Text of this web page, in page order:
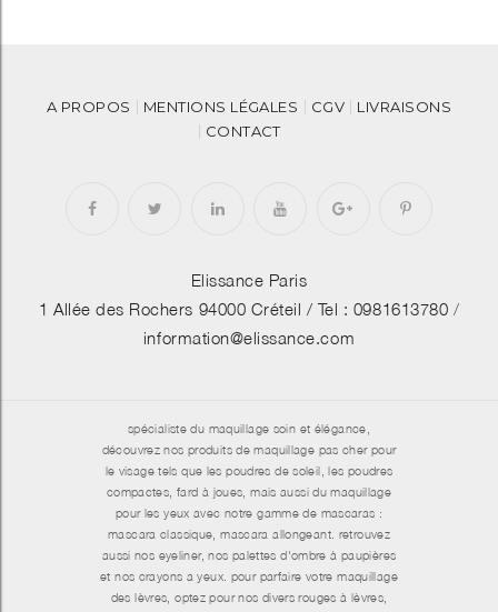
A PROPOS MENTIONS LÉGALES CGV
LIVRAISONS
CONTACT
Elissance Paris
1 Allée des Rochers 94000 Créteil / Tel : 0981613780 /
information@elissance.com
spécialiste du maquillage soin et élégance,
découvrez nos produits de maquillage pas cher pour
le visage tels que les poudres de soleil, les poudres
compactes, fard à joues, mais aussi du maquillage
pour les yeux avec notre gamme de mascaras :
mascara classique, mascara allongeant. retrouvez
aussi nos eyeliner, nos palettes d'ombre à paupières
et nos crayons a yeux. pour parfaire votre maquillage
des lèvres, optez pour nos divers rouges à lèvres,